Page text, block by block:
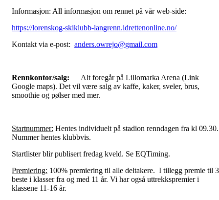
Informasjon: All informasjon om rennet på vår web-side:
https://lorenskog-skiklubb-langrenn.idrettenonline.no/
Kontakt via e-post: anders.owrejo@gmail.com
Rennkontor/salg: Alt foregår på Lillomarka Arena (Link
Google maps). Det vil være salg av kaffe, kaker, sveler, brus,
smoothie og pølser med mer.
Startnummer: Hentes individuelt på stadion renndagen fra kl 09.30.
Nummer hentes klubbvis.
Startlister blir publisert fredag kveld. Se EQTiming.
Premiering: 100% premiering til alle deltakere. I tillegg premie til 3
beste i klasser fra og med 11 år. Vi har også uttrekkspremier i
klassene 11-16 år.